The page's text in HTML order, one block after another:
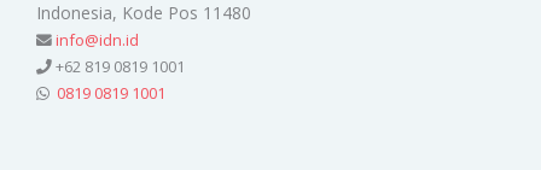
Indonesia, Kode Pos 11480
info@idn.id
+62 819 0819 1001
0819 0819 1001